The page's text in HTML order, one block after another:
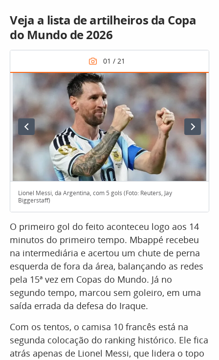
Veja a lista de artilheiros da Copa
do Mundo de 2026
Lionel Messi, da Argentina, com 5 gols (Foto: Reuters, Jay
Biggerstaff)
O primeiro gol do feito aconteceu logo aos 14
minutos do primeiro tempo. Mbappé recebeu
na intermediária e acertou um chute de perna
esquerda de fora da área, balançando as redes
pela 15ª vez em Copas do Mundo. Já no
segundo tempo, marcou sem goleiro, em uma
saída errada da defesa do Iraque.
Com os tentos, o camisa 10 francês está na
segunda colocação do ranking histórico. Ele fica
atrás apenas de Lionel Messi, que lidera o topo